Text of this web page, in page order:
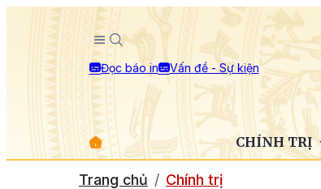
Đọc báo in Vấn đề - Sự kiện
CHÍNH TRỊ
Trang chủ Chính trị